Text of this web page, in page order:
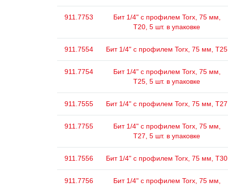
911.7753
Бит 1/4" с профилем Torx, 75 мм,
Т20, 5 шт. в упаковке
911.7554 Бит 1/4" с профилем Torx, 75 мм, Т25
911.7754
Бит 1/4" с профилем Torx, 75 мм,
Т25, 5 шт. в упаковке
911.7555 Бит 1/4" с профилем Torx, 75 мм, Т27
911.7755
Бит 1/4" с профилем Torx, 75 мм,
Т27, 5 шт. в упаковке
911.7556 Бит 1/4" с профилем Torx, 75 мм, Т30
911.7756
Бит 1/4" с профилем Torx, 75 мм,